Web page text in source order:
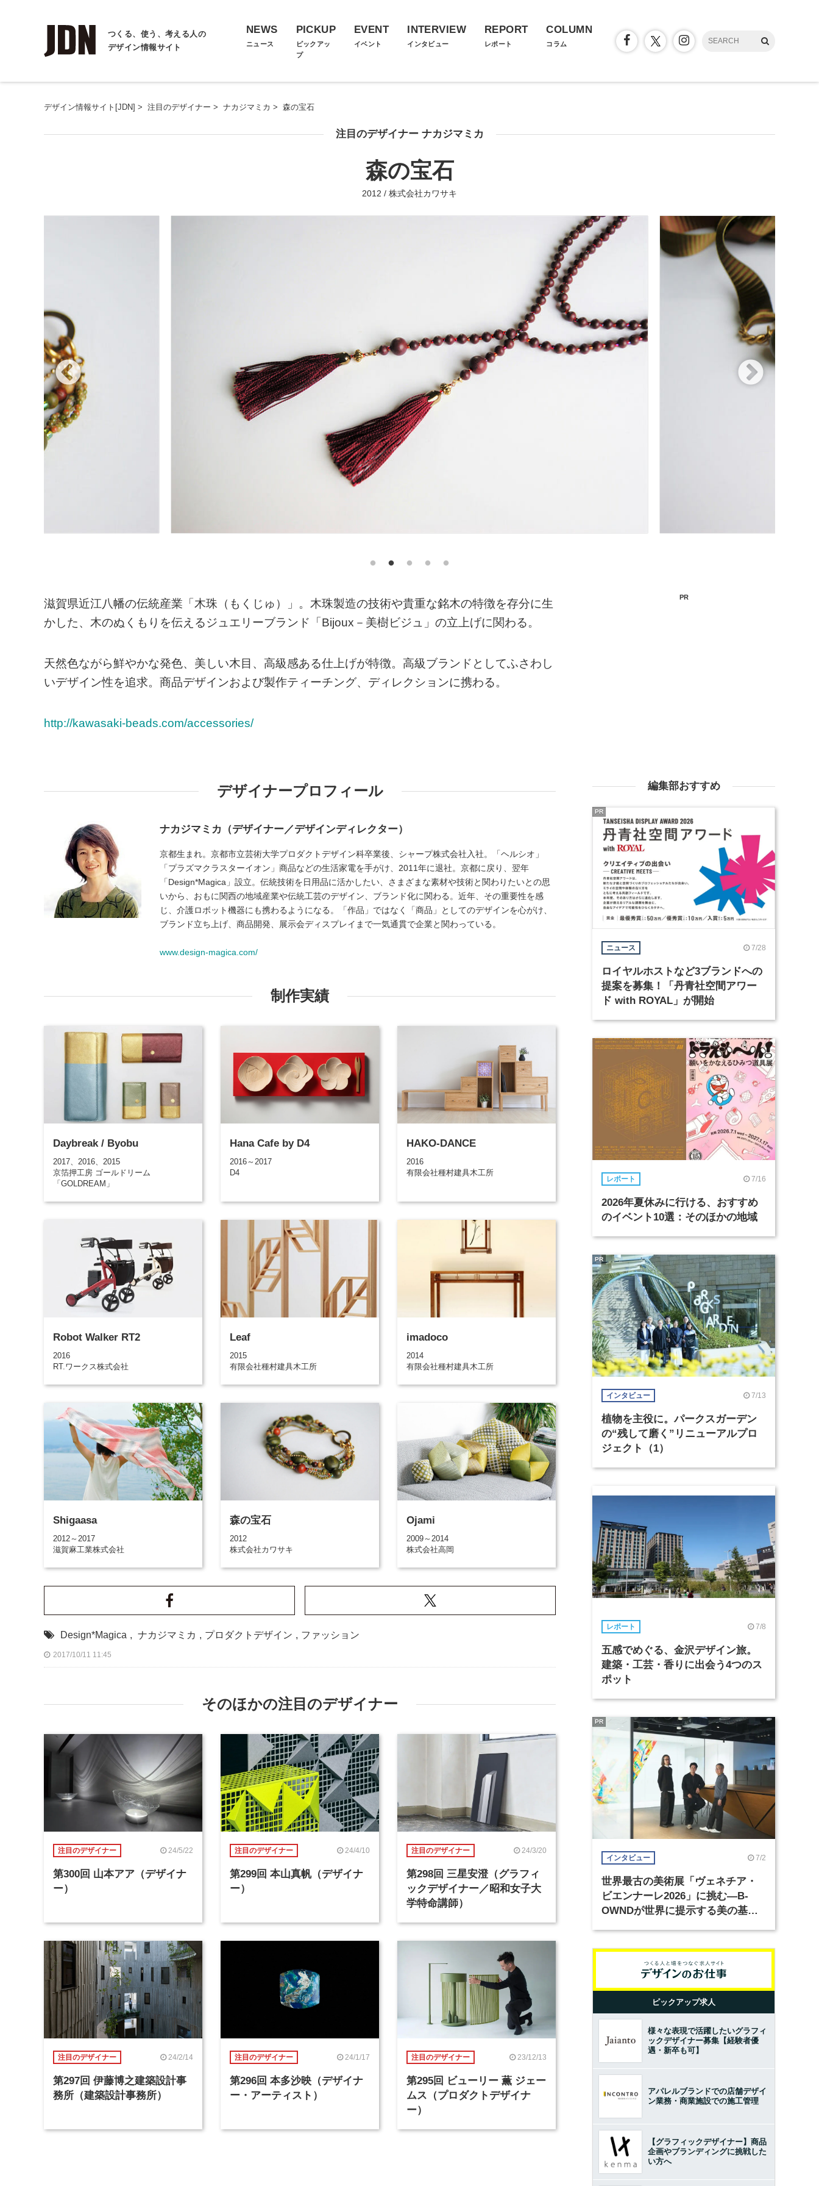
つくる、使う、考える人の
デザイン情報サイト
NEWS
ニュース
PICKUP
ピックアッ
プ
EVENT
イベント
INTERVIEW
インタビュー
REPORT
レポート
COLUMN
コラム
デザイン情報サイト[JDN] > 注目のデザイナー > ナカジマミカ > 森の宝石
注目のデザイナー ナカジマミカ
森の宝石
2012 / 株式会社カワサキ
滋賀県近江八幡の伝統産業「木珠（もくじゅ）」。木珠製造の技術や貴重な銘木の特徴を存分に生
かした、木のぬくもりを伝えるジュエリーブランド「Bijoux－美樹ビジュ」の立上げに関わる。
天然色ながら鮮やかな発色、美しい木目、高級感ある仕上げが特徴。高級ブランドとしてふさわし
いデザイン性を追求。商品デザインおよび製作ティーチング、ディレクションに携わる。
http://kawasaki-beads.com/accessories/
デザイナープロフィール
ナカジマミカ（デザイナー／デザインディレクター）
京都生まれ。京都市立芸術大学プロダクトデザイン科卒業後、シャープ株式会社入社。「ヘルシオ」
「プラズマクラスターイオン」商品などの生活家電を手がけ、2011年に退社。京都に戻り、翌年
「Design*Magica」設立。伝統技術を日用品に活かしたい、さまざまな素材や技術と関わりたいとの思
いから、おもに関西の地域産業や伝統工芸のデザイン、ブランド化に関わる。近年、その重要性を感
じ、介護ロボット機器にも携わるようになる。「作品」ではなく「商品」としてのデザインを心がけ、
ブランド立ち上げ、商品開発、展示会ディスプレイまで一気通貫で企業と関わっている。
www.design-magica.com/
制作実績
Daybreak / Byobu
2017、2016、2015
京箔押工房 ゴールドリーム
「GOLDREAM」
Hana Cafe by D4
2016～2017
D4
HAKO-DANCE
2016
有限会社種村建具木工所
Robot Walker RT2
2016
RT.ワークス株式会社
Leaf
2015
有限会社種村建具木工所
imadoco
2014
有限会社種村建具木工所
Shigaasa
2012～2017
滋賀麻工業株式会社
森の宝石
2012
株式会社カワサキ
Ojami
2009～2014
株式会社高岡
Design*Magica , ナカジマミカ , プロダクトデザイン , ファッション
2017/10/11 11:45
そのほかの注目のデザイナー
注目のデザイナー 24/5/22
第300回 山本アア（デザイナ
ー）
注目のデザイナー 24/4/10
第299回 本山真帆（デザイナ
ー）
注目のデザイナー 24/3/20
第298回 三星安澄（グラフィ
ックデザイナー／昭和女子大
学特命講師）
注目のデザイナー 24/2/14
第297回 伊藤博之建築設計事
務所（建築設計事務所）
注目のデザイナー 24/1/17
第296回 本多沙映（デザイナ
ー・アーティスト）
注目のデザイナー 23/12/13
第295回 ビューリー 薫 ジェー
ムス（プロダクトデザイナ
ー）
PR
編集部おすすめ
ニュース 7/28
ロイヤルホストなど3ブランドへの
提案を募集！「丹青社空間アワー
ド with ROYAL」が開始
PR
レポート 7/16
2026年夏休みに行ける、おすすめ
のイベント10選：そのほかの地域
インタビュー 7/13
植物を主役に。パークスガーデン
の“残して磨く”リニューアルプロ
ジェクト（1）
PR
レポート 7/8
五感でめぐる、金沢デザイン旅。
建築・工芸・香りに出会う4つのス
ポット
インタビュー 7/2
世界最古の美術展「ヴェネチア・
ビエンナーレ2026」に挑む―B-
OWNDが世界に提示する美の基準
PR
ピックアップ求人
様々な表現で活躍したいグラフィ
ックデザイナー募集【経験者優
遇・新卒も可】
アパレルブランドでの店舗デザイ
ン業務・商業施設での施工管理
【グラフィックデザイナー】商品
企画やブランディングに挑戦した
い方へ